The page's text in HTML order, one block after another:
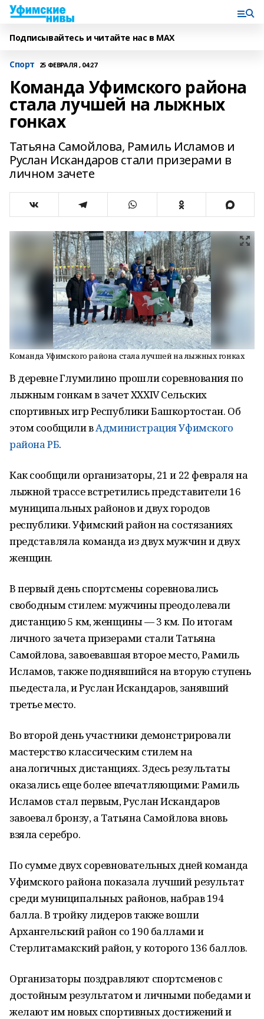
Подписывайтесь и читайте нас в MAX
Спорт 25 ФЕВРАЛЯ , 04:27
Команда Уфимского района
стала лучшей на лыжных
гонках
Татьяна Самойлова, Рамиль Исламов и
Руслан Искандаров стали призерами в
личном зачете
Команда Уфимского района стала лучшей на лыжных гонках
В деревне Глумилино прошли соревнования по
лыжным гонкам в зачет XXXIV Сельских
спортивных игр Республики Башкортостан. Об
этом сообщили вАдминистрация Уфимского
района РБ.
Как сообщили организаторы, 21 и 22 февраля на
лыжной трассе встретились представители 16
муниципальных районов и двух городов
республики. Уфимский район на состязаниях
представляла команда из двух мужчин и двух
женщин.
В первый день спортсмены соревновались
свободным стилем: мужчины преодолевали
дистанцию 5 км, женщины — 3 км. По итогам
личного зачета призерами стали Татьяна
Самойлова, завоевавшая второе место, Рамиль
Исламов, также поднявшийся на вторую ступень
пьедестала, и Руслан Искандаров, занявший
третье место.
Во второй день участники демонстрировали
мастерство классическим стилем на
аналогичных дистанциях. Здесь результаты
оказались еще более впечатляющими: Рамиль
Исламов стал первым, Руслан Искандаров
завоевал бронзу, а Татьяна Самойлова вновь
взяла серебро.
По сумме двух соревновательных дней команда
Уфимского района показала лучший результат
среди муниципальных районов, набрав 194
балла. В тройку лидеров также вошли
Архангельский район со 190 баллами и
Стерлитамакский район, у которого 136 баллов.
Организаторы поздравляют спортсменов с
достойным результатом и личными победами и
желают им новых спортивных достижений и